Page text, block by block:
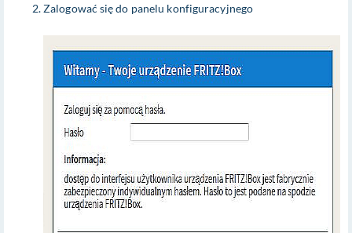
Zalogować się do panelu konfiguracyjnego